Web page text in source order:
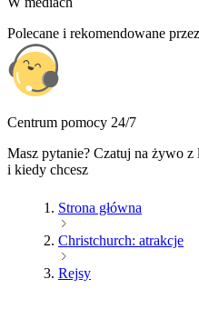
Polecane i rekomendowane
Centrum pomocy 24/7
Masz pytanie? Czatuj na żywo
i kiedy chcesz
Strona główna
Christchurch: atrakcje
Rejsy